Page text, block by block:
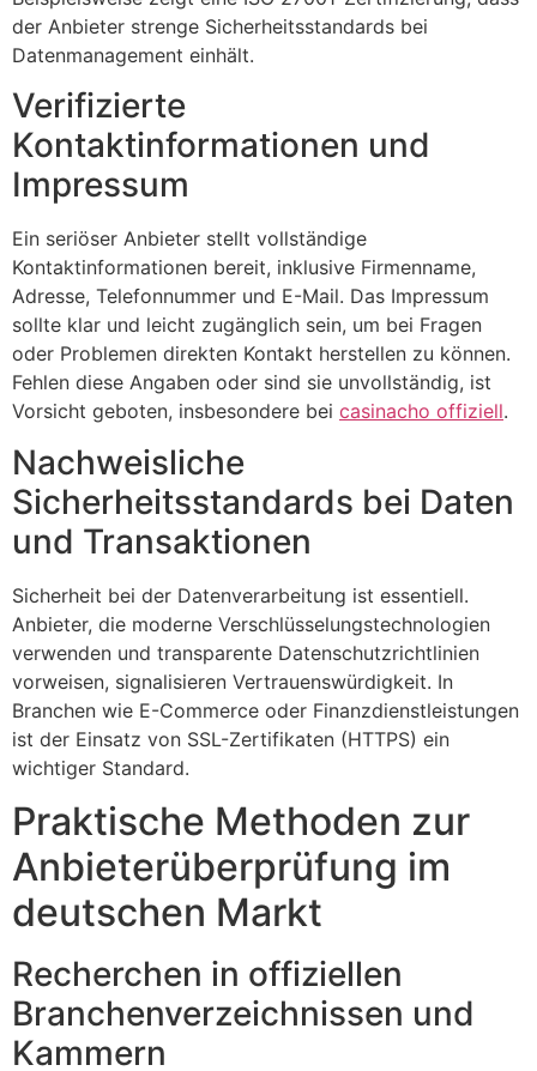
der Anbieter strenge Sicherheitsstandards bei
Datenmanagement einhält.
Verifizierte
Kontaktinformationen und
Impressum
Ein seriöser Anbieter stellt vollständige
Kontaktinformationen bereit, inklusive Firmenname,
Adresse, Telefonnummer und E-Mail. Das Impressum
sollte klar und leicht zugänglich sein, um bei Fragen
oder Problemen direkten Kontakt herstellen zu können.
Fehlen diese Angaben oder sind sie unvollständig, ist
Vorsicht geboten, insbesondere bei casinacho offiziell.
Nachweisliche
Sicherheitsstandards bei Daten
und Transaktionen
Sicherheit bei der Datenverarbeitung ist essentiell.
Anbieter, die moderne Verschlüsselungstechnologien
verwenden und transparente Datenschutzrichtlinien
vorweisen, signalisieren Vertrauenswürdigkeit. In
Branchen wie E-Commerce oder Finanzdienstleistungen
ist der Einsatz von SSL-Zertifikaten (HTTPS) ein
wichtiger Standard.
Praktische Methoden zur
Anbieterüberprüfung im
deutschen Markt
Recherchen in offiziellen
Branchenverzeichnissen und
Kammern